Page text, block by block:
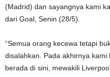
(Madrid) dan sayangnya kami
dari Goal, Senin (28/5).
“Semua orang kecewa tetapi
disalahkan. Pada akhirnya kami
berada di sini, mewakili